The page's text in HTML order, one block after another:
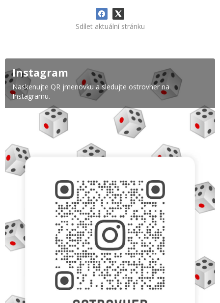
Sdílet aktuální stránku
Instagram
Naskenujte QR jmenovku a sledujte ostrovher na
Instagramu.